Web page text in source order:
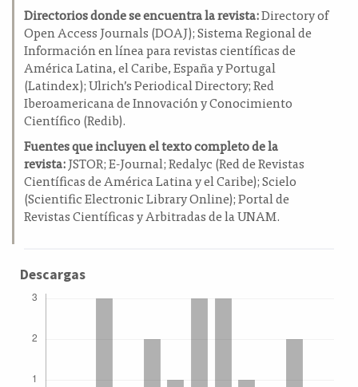
Directorios donde se encuentra la revista:Directory of
Open Access Journals (DOAJ); Sistema Regional de
Información en línea para revistas científicas de
América Latina, el Caribe, España y Portugal
(Latindex); Ulrich’s Periodical Directory; Red
Iberoamericana de Innovación y Conocimiento
Científico (Redib).
Fuentes que incluyen el texto completo de la
revista:JSTOR; E-Journal; Redalyc (Red de Revistas
Científicas de América Latina y el Caribe); Scielo
(Scientific Electronic Library Online); Portal de
Revistas Científicas y Arbitradas de la UNAM.
Descargas